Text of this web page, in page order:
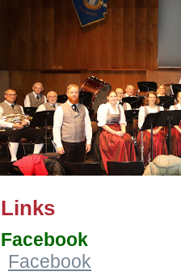
Links
Facebook
Facebook